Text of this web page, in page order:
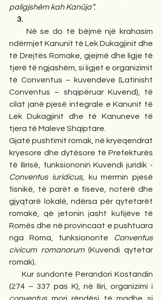
paligjshëm kah Kanûja”.
3.
Në se do të bëjmë një krahasim
ndërmjet Kanunit të Lek Dukagjinit dhe
të Drejtës Romake, gjejmë dhe ligje të
tjerë të ngjashëm, si ligjet e organizimit
të Conventus – kuvendeve (Latinisht
Conventus – shqipëruar Kuvend), të
cilat janë pjesë integrale e Kanunit të
Lek Dukagjinit dhe të Kanuneve të
tjera të Maleve Shqiptare.
Gjatë pushtimit romak, në kryeqendrat
kryesore dhe dytësore të Prefekturës
Conventus iuridicus, ku merrnin pjesë
fisnikë, të parët e fiseve, noterë dhe
gjyqtarë lokalë, ndërsa për qytetarët
romakë, që jetonin jasht kufijëve të
Romës dhe në provincaat e pushtuara
nga Roma, funksiononte Conventus
civicum romanorum (Kuvendi qytetar
romak).
Kur sundonte Perandori Kostandin